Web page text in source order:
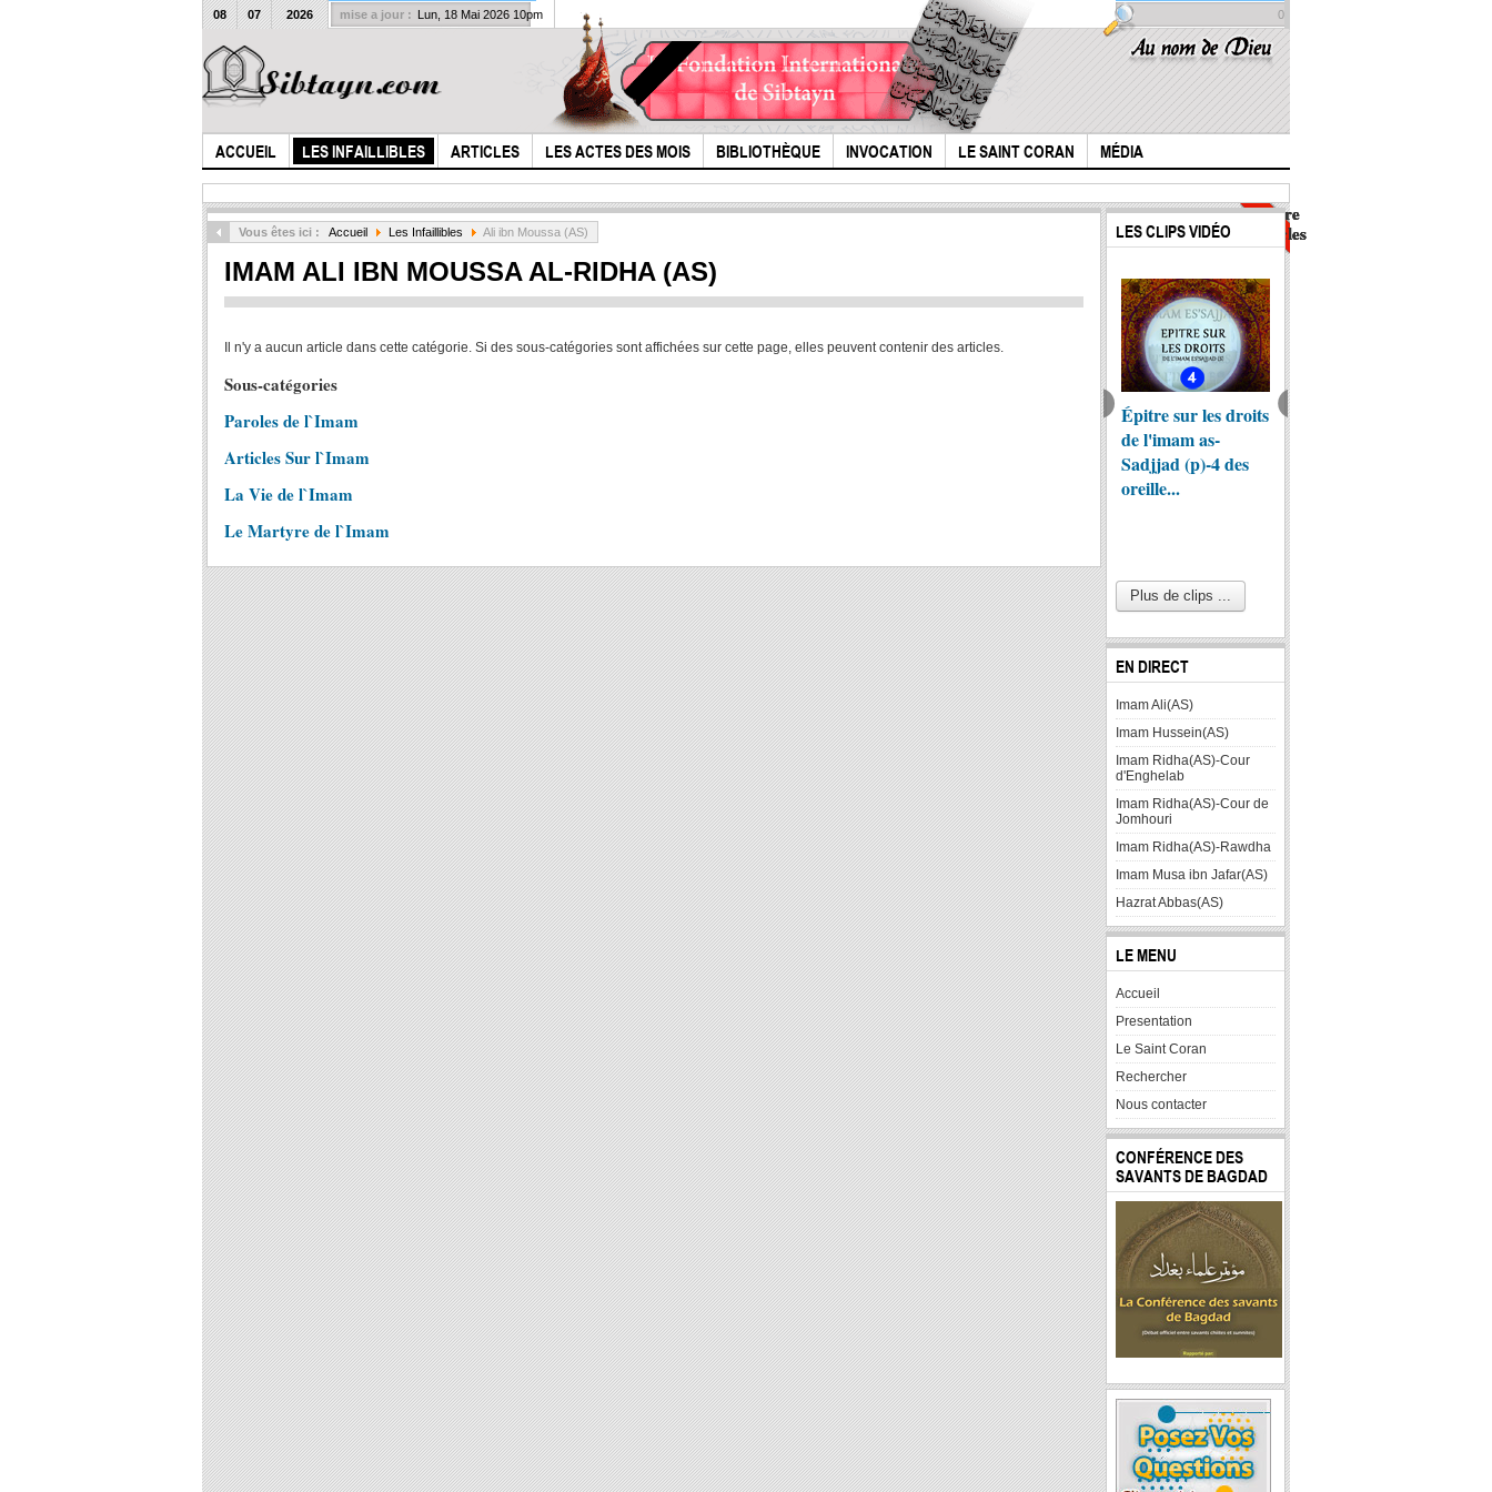
ACCUEIL LES INFAILLIBLES ARTICLES LES ACTES DES MOIS BIBLIOTHÈQUE INVOCATION LE SAINT CORAN MÉDIA
08 07 2026 mise a jour : Lun, 18 Mai 2026 10pm 0
Vous êtes ici : Accueil Les Infaillibles Ali ibn Moussa (AS)
IMAM ALI IBN MOUSSA AL-RIDHA (AS)
Il n'y a aucun article dans cette catégorie. Si des sous-catégories sont affichées sur cette page, elles peuvent contenir des articles.
Sous-catégories
Paroles de l`Imam
Nombre
d'articles
: 2
Articles Sur l`Imam
Nombre
d'articles
: 7
La Vie de l`Imam
Nombre
d'articles
: 6
Le Martyre de l`Imam
Nombre
d'articles
: 4
LES CLIPS VIDÉO
leva pour faire face
à ceux qui voulaient
Épitre sur les droits
de l'imam as-
Sadjjad (p)-4 des
oreille...
L'imam Ali décrit
son enfance avec le
Prophète.mp4
Plus de clips ...
EN DIRECT
Imam Ali(AS)
Imam Hussein(AS)
Imam Ridha(AS)-Cour
d'Enghelab
Imam Ridha(AS)-Cour de
Jomhouri
Imam Ridha(AS)-Rawdha
Imam Musa ibn Jafar(AS)
Hazrat Abbas(AS)
LE MENU
Accueil
Presentation
Le Saint Coran
Rechercher
Nous contacter
CONFÉRENCE DES
SAVANTS DE BAGDAD